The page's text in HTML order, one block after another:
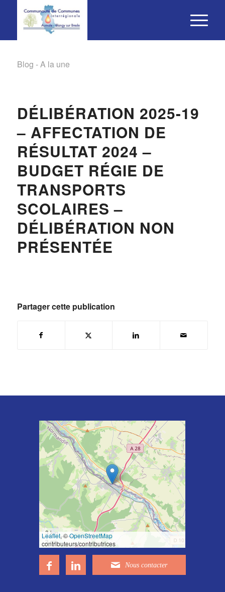
Blog - A la une
DÉLIBÉRATION 2025-19
– AFFECTATION DE
RÉSULTAT 2024 –
BUDGET RÉGIE DE
TRANSPORTS
SCOLAIRES –
DÉLIBÉRATION NON
PRÉSENTÉE
Partager cette publication
3 km
3 mi
Leaflet, ©OpenStreetMap
contributeurs/contributrices